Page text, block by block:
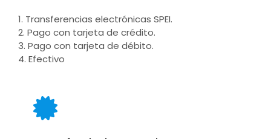
1. Transferencias electrónicas SPEI.
2. Pago con tarjeta de crédito.
3. Pago con tarjeta de débito.
4. Efectivo